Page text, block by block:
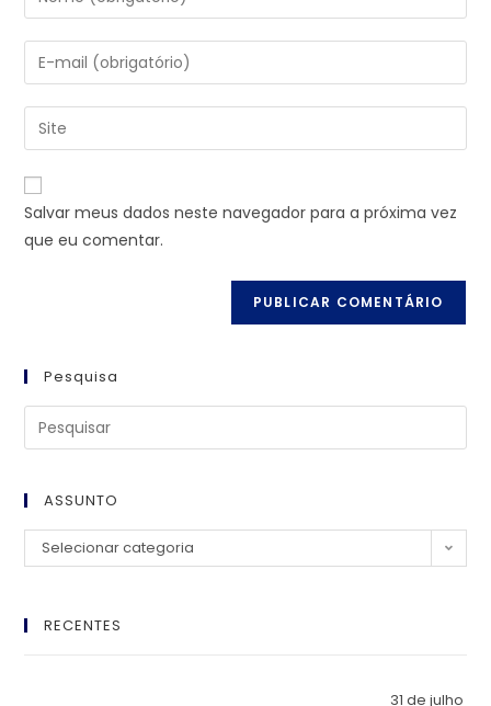
Salvar meus dados neste navegador para a próxima vez
que eu comentar.
Pesquisa
ASSUNTO
Selecionar categoria
RECENTES
31 de julho